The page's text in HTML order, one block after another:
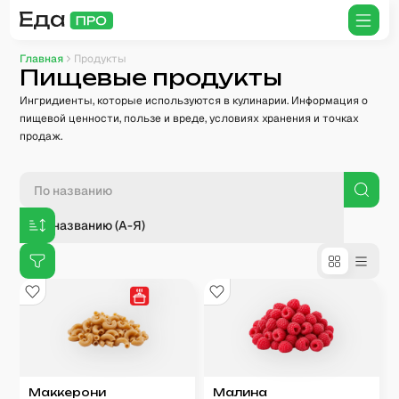
Главная Продукты
Пищевые продукты
Ингридиенты, которые используются в кулинарии. Информация о
пищевой ценности, пользе и вреде, условиях хранения и точках
продаж.
По названию (А-Я)
Маккерони
Малина